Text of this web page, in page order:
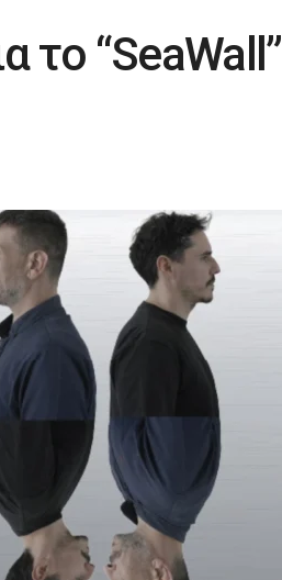
το “SeaWall”